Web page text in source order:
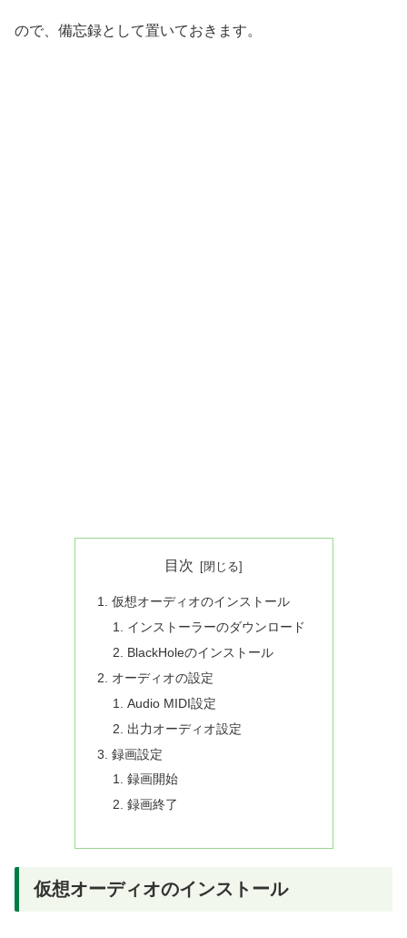
ので、備忘録として置いておきます。
目次
仮想オーディオのインストール
インストーラーのダウンロード
BlackHoleのインストール
オーディオの設定
Audio MIDI設定
出力オーディオ設定
録画設定
録画開始
録画終了
仮想オーディオのインストール